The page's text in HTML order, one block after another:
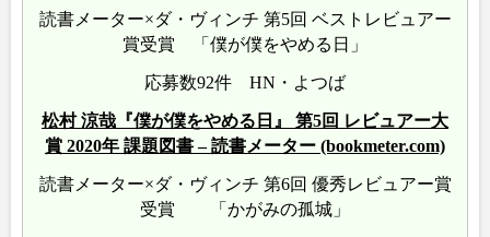
読書メーター×ダ・ヴィンチ 第5回 ベストレビュアー
賞受賞 「僕が僕をやめる日」
応募数92件 HN・よつば
松村 涼哉『僕が僕をやめる日』 第5回 レビュアー大
賞 2020年 課題図書 – 読書メーター (bookmeter.com)
読書メーター×ダ・ヴィンチ 第6回 優秀レビュアー賞
受賞 「かがみの孤城」